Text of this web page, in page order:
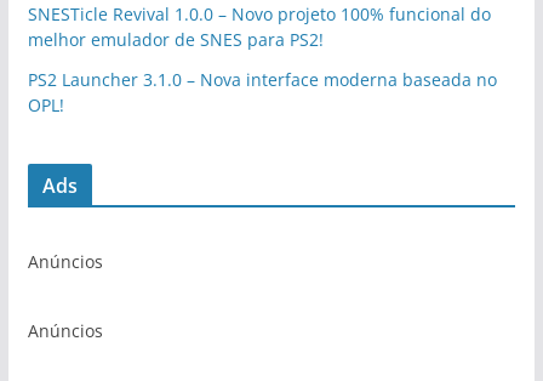
SNESTicle Revival 1.0.0 – Novo projeto 100% funcional do
melhor emulador de SNES para PS2!
PS2 Launcher 3.1.0 – Nova interface moderna baseada no
OPL!
Ads
Anúncios
Anúncios